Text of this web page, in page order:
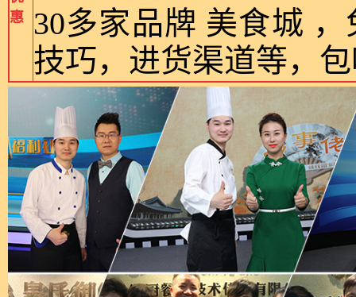
惠
30多家品牌 美食城
技巧，进货渠道等，